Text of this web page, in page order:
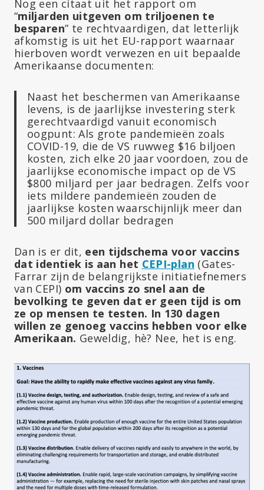
Nog een citaat uit het rapport om
“miljarden uitgeven om triljoenen te
besparen” te rechtvaardigen, dat letterlijk
afkomstig is uit het EU-rapport waarnaar
hierboven wordt verwezen en uit bepaalde
Amerikaanse documenten:
Naast het beschermen van Amerikaanse
levens, is de jaarlijkse investering sterk
gerechtvaardigd vanuit economisch
oogpunt: Als grote pandemieën zoals
COVID-19, die de VS ruwweg $16 biljoen
kosten, zich elke 20 jaar voordoen, zou de
jaarlijkse economische impact op de VS
$800 miljard per jaar bedragen. Zelfs voor
iets mildere pandemieën zouden de
jaarlijkse kosten waarschijnlijk meer dan
500 miljard dollar bedragen
Dan is er dit, een tijdschema voor vaccins
dat identiek is aan het CEPI-plan (Gates-
Farrar zijn de belangrijkste initiatiefnemers
van CEPI) om vaccins zo snel aan de
bevolking te geven dat er geen tijd is om
ze op mensen te testen. In 130 dagen
willen ze genoeg vaccins hebben voor elke
Amerikaan. Geweldig, hè? Nee, het is eng.